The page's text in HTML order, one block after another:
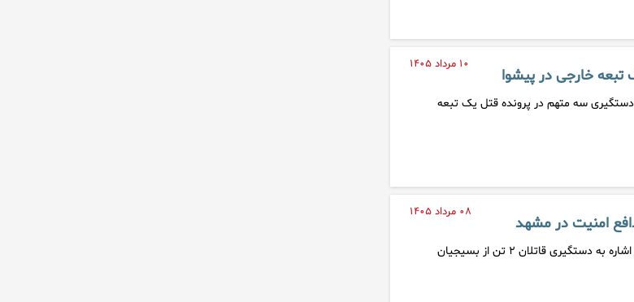
۱۰ مرداد ۱۴۰۵
خارجی در پیشوا
دستگیری سه متهم در پرونده قتل یک تبعه
۰۸ مرداد ۱۴۰۵
دادستان عمومی و انقلاب مرکز خراسان رضوی با اشاره به دستگیری قاتلان ۲ تن از بسیجیان